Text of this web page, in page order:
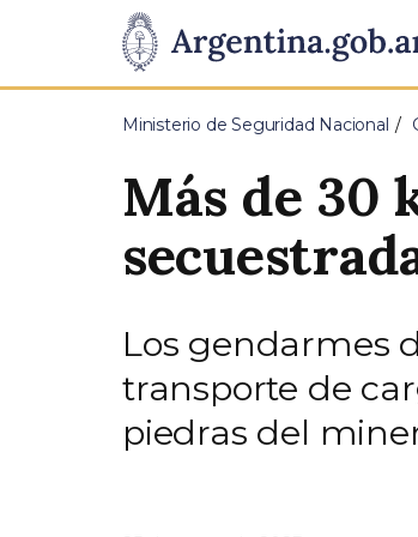
Presidencia
de
Pasar al contenido principal
Ministerio de Seguridad Nacional
Más de 30
Los gendarmes
transporte de
piedras del